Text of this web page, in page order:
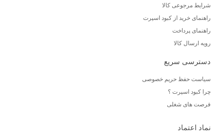
شرایط مرجوعی کالا
راهنمای خرید از کبود اسپرت
راهنمای پرداخت
رویه ارسال کالا
دسترسی سریع
سیاست حفظ حریم خصوصی
چرا کبود اسپرت ؟
فرصت های شغلی
نماد اعتماد